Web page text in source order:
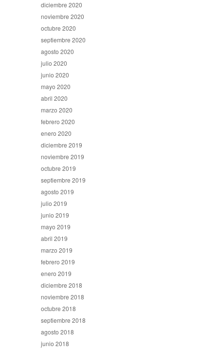
diciembre 2020
noviembre 2020
octubre 2020
septiembre 2020
agosto 2020
julio 2020
junio 2020
mayo 2020
abril 2020
marzo 2020
febrero 2020
enero 2020
diciembre 2019
noviembre 2019
octubre 2019
septiembre 2019
agosto 2019
julio 2019
junio 2019
mayo 2019
abril 2019
marzo 2019
febrero 2019
enero 2019
diciembre 2018
noviembre 2018
octubre 2018
septiembre 2018
agosto 2018
junio 2018